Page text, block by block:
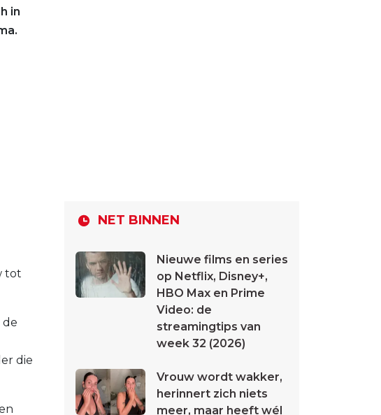
in
tot
de
die
NET BINNEN
Nieuwe films en series
op Netflix, Disney+,
HBO Max en Prime
Video: de
streamingtips van
week 32 (2026)
Vrouw wordt wakker,
herinnert zich niets
meer, maar heeft wél